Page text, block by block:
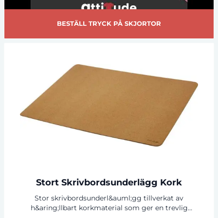
BESTÄLL TRYCK PÅ SKJORTOR
Stort Skrivbordsunderlägg Kork
Stor skrivbordsunderl&auml;gg tillverkat av
h&aring;llbart korkmaterial som ger en trevlig